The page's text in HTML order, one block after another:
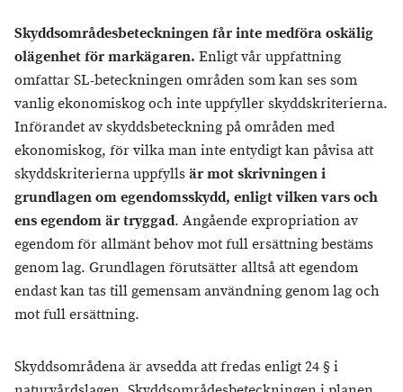
Skyddsområdesbeteckningen får inte medföra oskälig
olägenhet för markägaren. Enligt vår uppfattning
omfattar SL-beteckningen områden som kan ses som
vanlig ekonomiskog och inte uppfyller skyddskriterierna.
Införandet av skyddsbeteckning på områden med
ekonomiskog, för vilka man inte entydigt kan påvisa att
skyddskriterierna uppfyllsär mot skrivningen i
grundlagen om egendomsskydd, enligt vilken vars och
ens egendom är tryggad. Angående expropriation av
egendom för allmänt behov mot full ersättning bestäms
genom lag. Grundlagen förutsätter alltså att egendom
endast kan tas till gemensam användning genom lag och
mot full ersättning.
Skyddsområdena är avsedda att fredas enligt 24 § i